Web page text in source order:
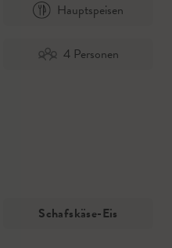
Hauptspeisen
4 Personen
Schafskäse-Eis